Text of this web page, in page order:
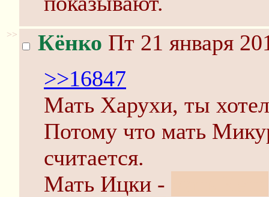
>> Кёнко Пт 21 января
>>16847
Мать Харухи, ты хотел
Потому что мать
считается.
Мать Ицки -